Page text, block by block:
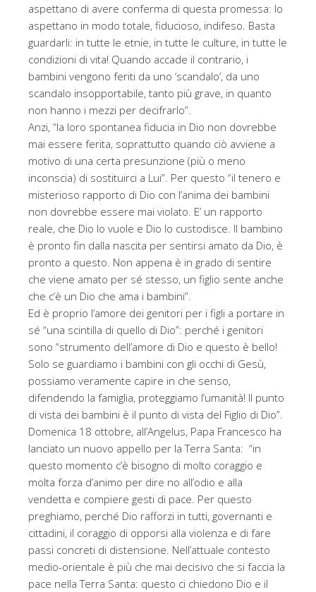
aspettano di avere conferma di questa promessa: lo
aspettano in modo totale, fiducioso, indifeso. Basta
guardarli: in tutte le etnie, in tutte le culture, in tutte le
condizioni di vita! Quando accade il contrario, i
bambini vengono feriti da uno ‘scandalo’, da uno
scandalo insopportabile, tanto più grave, in quanto
non hanno i mezzi per decifrarlo”.
Anzi, “la loro spontanea fiducia in Dio non dovrebbe
mai essere ferita, soprattutto quando ciò avviene a
motivo di una certa presunzione (più o meno
inconscia) di sostituirci a Lui”. Per questo “il tenero e
misterioso rapporto di Dio con l’anima dei bambini
non dovrebbe essere mai violato. E’ un rapporto
reale, che Dio lo vuole e Dio lo custodisce. Il bambino
è pronto fin dalla nascita per sentirsi amato da Dio, è
pronto a questo. Non appena è in grado di sentire
che viene amato per sé stesso, un figlio sente anche
che c’è un Dio che ama i bambini”.
Ed è proprio l’amore dei genitori per i figli a portare in
sé “una scintilla di quello di Dio”: perché i genitori
sono “strumento dell’amore di Dio e questo è bello!
Solo se guardiamo i bambini con gli occhi di Gesù,
possiamo veramente capire in che senso,
difendendo la famiglia, proteggiamo l’umanità! Il punto
di vista dei bambini è il punto di vista del Figlio di Dio”.
Domenica 18 ottobre, all’Angelus, Papa Francesco ha
lanciato un nuovo appello per la Terra Santa: “in
questo momento c’è bisogno di molto coraggio e
molta forza d’animo per dire no all’odio e alla
vendetta e compiere gesti di pace. Per questo
preghiamo, perché Dio rafforzi in tutti, governanti e
cittadini, il coraggio di opporsi alla violenza e di fare
passi concreti di distensione. Nell’attuale contesto
medio-orientale è più che mai decisivo che si faccia la
pace nella Terra Santa: questo ci chiedono Dio e il